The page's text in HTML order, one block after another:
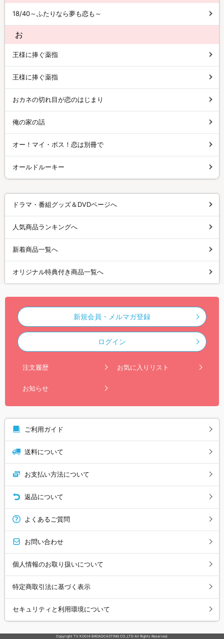
18/40～ふたりなら夢も恋も～
お
王様に捧ぐ薬指
王様に捧ぐ薬指
おカネの切れ目が恋のはじまり
俺の家の話
オー！マイ・ボス！恋は別冊で
オールドルーキー
ドラマ・番組グッズ＆DVDページへ
人気商品ランキングへ
新着商品一覧へ
オリジナル特典付き商品一覧へ
新規会員・メルマガ登録
ログイン
注文履歴 お気に入りリスト
お知らせ
ご利用ガイド
送料について
お支払い方法について
返品について
よくあるご質問
お問い合わせ
個人情報のお取り扱いについて
特定商取引法に基づく表示
セキュリティと利用環境について
Copyright TV KOCHI BROADCASTING CO.,LTD All Rights Reserved.